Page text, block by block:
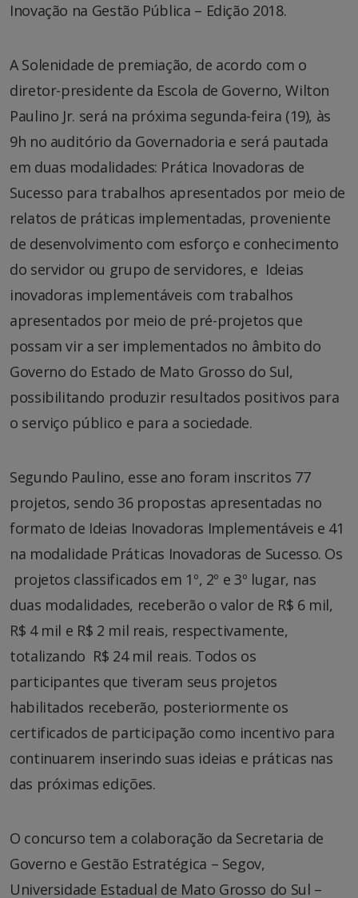
Inovação na Gestão Pública – Edição 2018.
A Solenidade de premiação, de acordo com o
diretor-presidente da Escola de Governo, Wilton
Paulino Jr. será na próxima segunda-feira (19), às
9h no auditório da Governadoria e será pautada
em duas modalidades: Prática Inovadoras de
Sucesso para trabalhos apresentados por meio de
relatos de práticas implementadas, proveniente
de desenvolvimento com esforço e conhecimento
do servidor ou grupo de servidores, e Ideias
inovadoras implementáveis com trabalhos
apresentados por meio de pré-projetos que
possam vir a ser implementados no âmbito do
Governo do Estado de Mato Grosso do Sul,
possibilitando produzir resultados positivos para
o serviço público e para a sociedade.
Segundo Paulino, esse ano foram inscritos 77
projetos, sendo 36 propostas apresentadas no
formato de Ideias Inovadoras Implementáveis e 41
na modalidade Práticas Inovadoras de Sucesso. Os
projetos classificados em 1º, 2º e 3º lugar, nas
duas modalidades, receberão o valor de R$ 6 mil,
R$ 4 mil e R$ 2 mil reais, respectivamente,
totalizando R$ 24 mil reais. Todos os
participantes que tiveram seus projetos
habilitados receberão, posteriormente os
certificados de participação como incentivo para
continuarem inserindo suas ideias e práticas nas
das próximas edições.
O concurso tem a colaboração da Secretaria de
Governo e Gestão Estratégica – Segov,
Universidade Estadual de Mato Grosso do Sul –